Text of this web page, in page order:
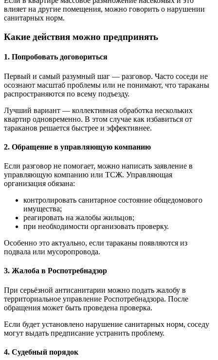
влияет на другие помещения, можно говорить о нарушении
санитарных норм.
Какие действия можно предпринять
1. Попробовать договориться
Первый и самый разумный шаг — разговор. Часто соседи не
осознают масштаб проблемы или не понимают, что тараканы
распространяются по всему подъезду.
Лучший вариант — коллективная обработка нескольких
квартир одновременно. В этом случае как избавиться от
тараканов решается быстрее и эффективнее.
2. Обращение в управляющую компанию
Если разговор не помогает, можно написать заявление в
управляющую компанию или ТСЖ. Управляющая
организация обязана:
контролировать санитарное состояние общедомового
имущества;
реагировать на жалобы жильцов;
при необходимости организовать проверку.
Особенно это актуально, если тараканы появляются из
подвала или мусоропровода.
3. Жалоба в Роспотребнадзор
При серьёзной антисанитарии можно подать жалобу в
территориальное управление Роспотребнадзора. После
обращения может быть проведена проверка.
Если будет установлено нарушение санитарных норм, соседу
могут выдать предписание устранить проблему.
4. Судебный порядок